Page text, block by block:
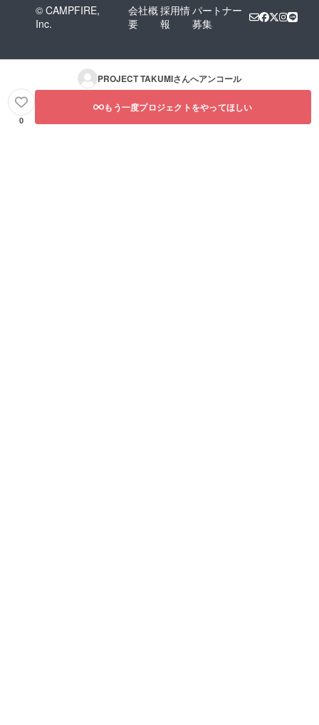
© CAMPFIRE,
Inc.
会社概
要
採用情
報
パートナー
募集
PROJECT TAKUMIさんへアンコール
0
もう一度プロジェクトをやってほしい